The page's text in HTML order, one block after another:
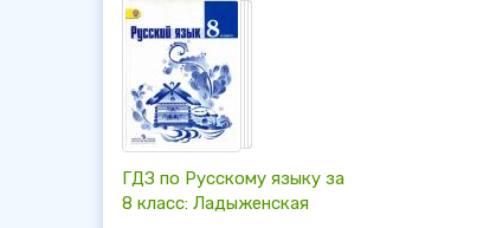
ГДЗ по Русскому языку за
8 класс: Ладыженская